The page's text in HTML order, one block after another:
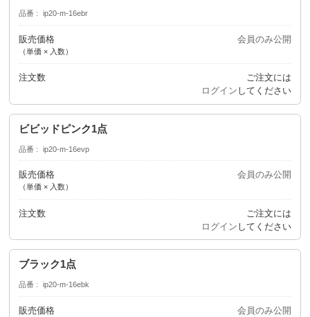
品番 ip20-m-16ebr
販売価格
（単価 × 入数）
会員のみ公開
注文数
ご注文には
ログイン してください
ビビッドピンク1点
品番 ip20-m-16evp
販売価格
（単価 × 入数）
会員のみ公開
注文数
ご注文には
ログイン してください
ブラック1点
品番 ip20-m-16ebk
販売価格 会員のみ公開